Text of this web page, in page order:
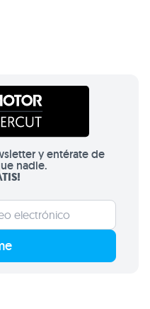
y entérate de
nadie.